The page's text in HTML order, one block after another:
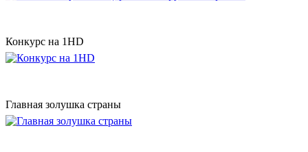
Конкурс на 1HD
Главная золушка страны